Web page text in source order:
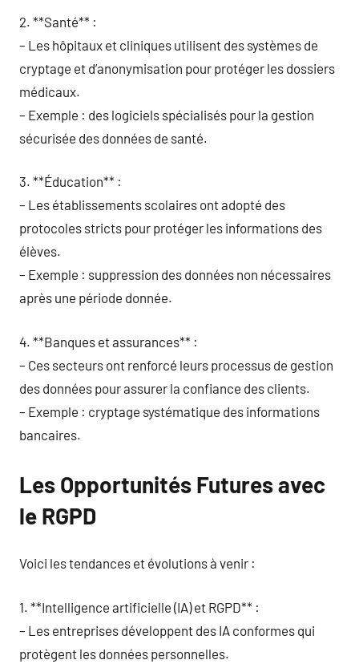
2. **Santé** :
– Les hôpitaux et cliniques utilisent des systèmes de
cryptage et d’anonymisation pour protéger les dossiers
médicaux.
– Exemple : des logiciels spécialisés pour la gestion
sécurisée des données de santé.
3. **Éducation** :
– Les établissements scolaires ont adopté des
protocoles stricts pour protéger les informations des
élèves.
– Exemple : suppression des données non nécessaires
après une période donnée.
4. **Banques et assurances** :
– Ces secteurs ont renforcé leurs processus de gestion
des données pour assurer la confiance des clients.
– Exemple : cryptage systématique des informations
bancaires.
Les Opportunités Futures avec
le RGPD
Voici les tendances et évolutions à venir :
1. **Intelligence artificielle (IA) et RGPD** :
– Les entreprises développent des IA conformes qui
protègent les données personnelles.